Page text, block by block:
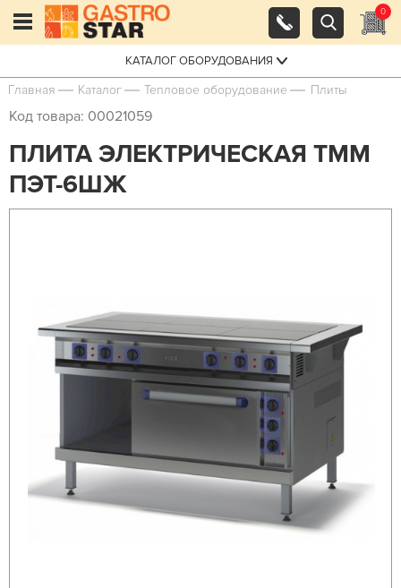
0
КАТАЛОГ ОБОРУДОВАНИЯ
Главная Каталог Тепловое оборудование Плиты
Код товара: 00021059
ПЛИТА ЭЛЕКТРИЧЕСКАЯ ТММ
ПЭТ-6ШЖ